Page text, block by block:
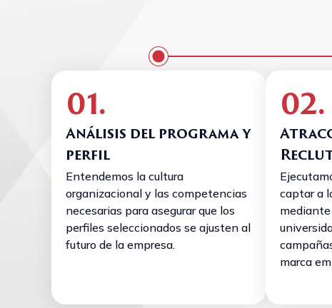
01.
Análisis del programa y
perfil
Entendemos la cultura
organizacional y las competencias
necesarias para asegurar que los
perfiles seleccionados se ajusten al
futuro de la empresa.
02.
captar a
marca